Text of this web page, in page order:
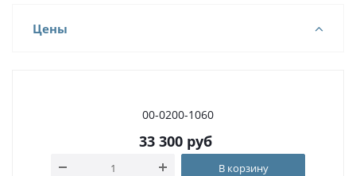
Цены
00-0200-1060
33 300руб
В корзину